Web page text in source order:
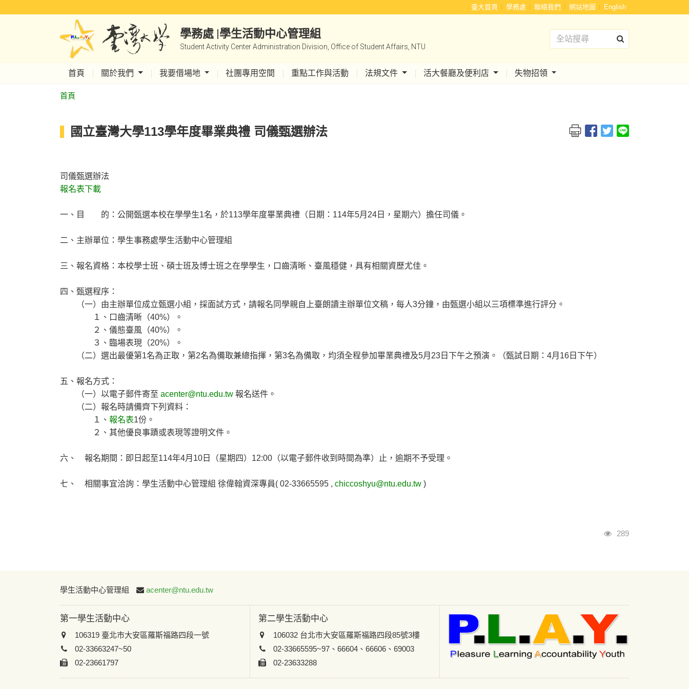
::: 臺大首頁 學務處 聯絡我們 網站地圖 English
學務處 |學生活動中心管理組
Student Activity Center Administration Division, Office of Student Affairs, NTU
首頁 關於我們 我要借場地 社團專用空間 重點工作與活動 法規文件 活大餐廳及便利店 失物招領
首頁
國立臺灣大學113學年度畢業典禮 司儀甄選辦法
司儀甄選辦法
報名表下載
一、目 的：公開甄選本校在學學生1名，於113學年度畢業典禮（日期：114年5月24日，星期六）擔任司儀。
二、主辦單位：學生事務處學生活動中心管理組
三、報名資格：本校學士班、碩士班及博士班之在學學生，口齒清晰、臺風穩健，具有相關資歷尤佳。
四、甄選程序：
（一）由主辦單位成立甄選小組，採面試方式，請報名同學親自上臺朗讀主辦單位文稿，每人3分鐘，由甄選小組以三項標準進行評分。
１、口齒清晰（40%）。
２、儀態臺風（40%）。
３、臨場表現（20%）。
（二）選出最優第1名為正取，第2名為備取兼總指揮，第3名為備取，均須全程參加畢業典禮及5月23日下午之預演。（甄試日期：4月16日下午）
五、報名方式：
（一）以電子郵件寄至 acenter@ntu.edu.tw 報名送件。
（二）報名時請備齊下列資料：
１、 報名表1份。
２、其他優良事蹟或表現等證明文件。
六、 報名期間：即日起至114年4月10日（星期四）12:00（以電子郵件收到時間為準）止，逾期不予受理。
七、 相關事宜洽詢：學生活動中心管理組 徐偉翰資深專員( 02-33665595 , chiccoshyu@ntu.edu.tw )
瀏覽人次
289
學生活動中心管理組 acenter@ntu.edu.tw
第一學生活動中心
106319 臺北市大安區羅斯福路四段一號
02-33663247~50
02-23661797
第二學生活動中心
106032 台北市大安區羅斯福路四段85號3樓
02-33665595~97、66604、66606、69003
02-23633288